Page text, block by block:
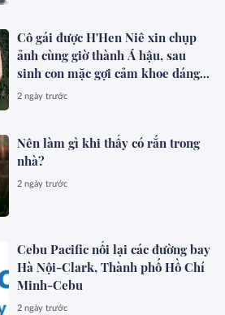
Cô gái được H'Hen Niê xin chụp
ảnh cùng giờ thành Á hậu, sau
sinh con mặc gợi cảm khoe dáng
đẹp mê
2 ngày trước
Nên làm gì khi thấy có rắn trong
nhà?
2 ngày trước
Cebu Pacific nối lại các đường bay
Hà Nội-Clark, Thành phố Hồ Chí
Minh-Cebu
2 ngày trước